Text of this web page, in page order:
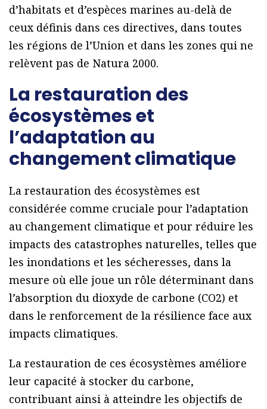
d’habitats et d’espèces marines au-delà de
ceux définis dans ces directives, dans toutes
les régions de l’Union et dans les zones qui ne
relèvent pas de Natura 2000.
La restauration des
écosystèmes et
l’adaptation au
changement climatique
La restauration des écosystèmes est
considérée comme cruciale pour l’adaptation
au changement climatique et pour réduire les
impacts des catastrophes naturelles, telles que
les inondations et les sécheresses, dans la
mesure où elle joue un rôle déterminant dans
l’absorption du dioxyde de carbone (CO2) et
dans le renforcement de la résilience face aux
impacts climatiques.
La restauration de ces écosystèmes améliore
leur capacité à stocker du carbone,
contribuant ainsi à atteindre les objectifs de